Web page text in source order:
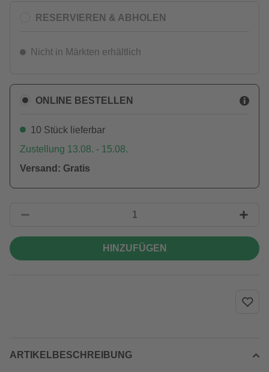
RESERVIEREN & ABHOLEN
Nicht in Märkten erhältlich
ONLINE BESTELLEN
10 Stück lieferbar
Zustellung 13.08. - 15.08.
Versand: Gratis
HINZUFÜGEN
ARTIKELBESCHREIBUNG